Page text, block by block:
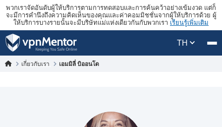
พวกเราจัดอันดับผู้ให้บริการตามการทดสอบและการค้นคว้าอย่างเข้มงวด แต่ก็
จะมีการคำนึงถึงความคิดเห็นของคุณและค่าคอมมิชชั่นจากผู้ให้บริการด้วย ผู้
ให้บริการบางรายนั้นจะมีบริษัทแม่แห่งเดียวกันกับพวกเรา เรียนรู้เพิ่มเติม
TH
เกี่ยวกับเรา เอมมิลี่ บิออนโด